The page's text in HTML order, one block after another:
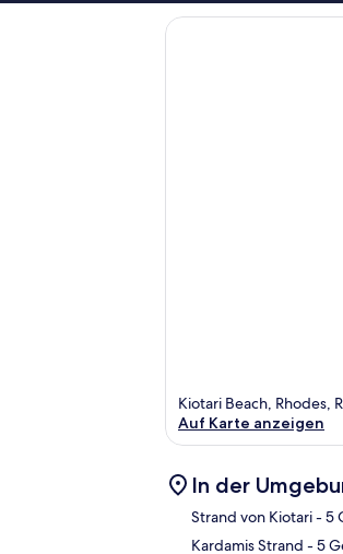
Kiotari Beach, Rhodes,
Auf Karte anzeigen
In der
Strand von Kiotari- 5
Kardamis Strand - 5